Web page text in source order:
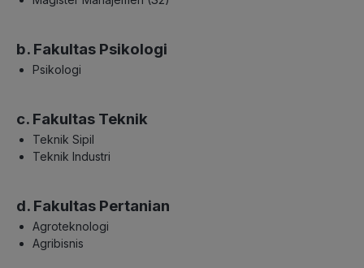
b. Fakultas Psikologi
Psikologi
c. Fakultas Teknik
Teknik Sipil
Teknik Industri
d. Fakultas Pertanian
Agroteknologi
Agribisnis